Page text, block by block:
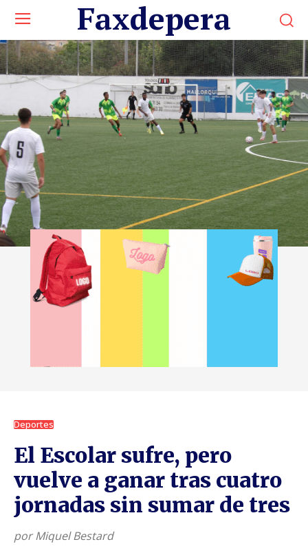
Faxdepera
Deportes
El Escolar sufre, pero
vuelve a ganar tras cuatro
jornadas sin sumar de tres
por Miquel Bestard